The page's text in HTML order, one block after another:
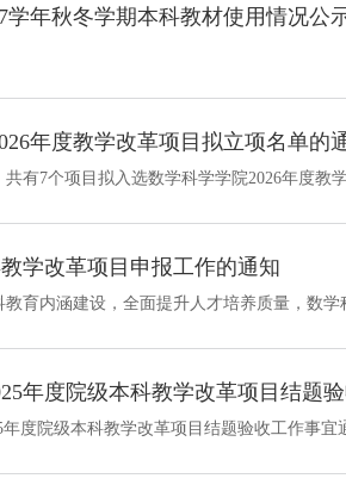
教工之家
年秋冬学期本科教材使用情况公
年度教学改革项目拟立项名单的
学改革项目申报工作的通知
年度院级本科教学改革项目结题